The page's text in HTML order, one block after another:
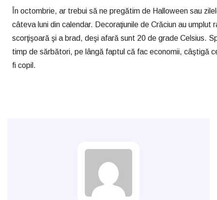
În octombrie, ar trebui să ne pregătim de Halloween sau
câteva luni din calendar. Decoraţiunile de Crăciun au umplut
scorţişoară şi a brad, deşi afară sunt 20 de grade Celsius.
timp de sărbători, pe lângă faptul că fac economii, câştigă
fi copil.